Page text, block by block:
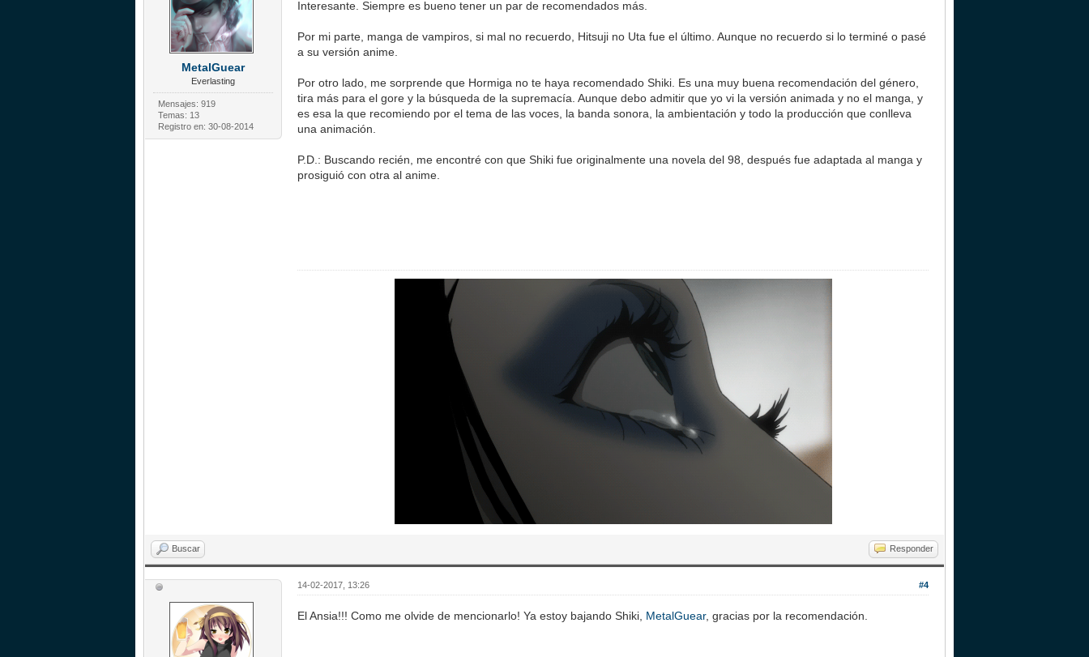
MetalGuear
Everlasting
Mensajes: 919
Temas: 13
Registro en: 30-08-2014
Interesante. Siempre es bueno tener un par de recomendados más.
Por mi parte, manga de vampiros, si mal no recuerdo, Hitsuji no Uta fue el último. Aunque no recuerdo si lo terminé o pasé
a su versión anime.
Por otro lado, me sorprende que Hormiga no te haya recomendado Shiki. Es una muy buena recomendación del género,
tira más para el gore y la búsqueda de la supremacía. Aunque debo admitir que yo vi la versión animada y no el manga, y
es esa la que recomiendo por el tema de las voces, la banda sonora, la ambientación y todo la producción que conlleva
una animación.
P.D.: Buscando recién, me encontré con que Shiki fue originalmente una novela del 98, después fue adaptada al manga y
prosiguió con otra al anime.
Buscar Responder
#4
14-02-2017, 13:26
El Ansia!!! Como me olvide de mencionarlo! Ya estoy bajando Shiki, MetalGuear, gracias por la recomendación.